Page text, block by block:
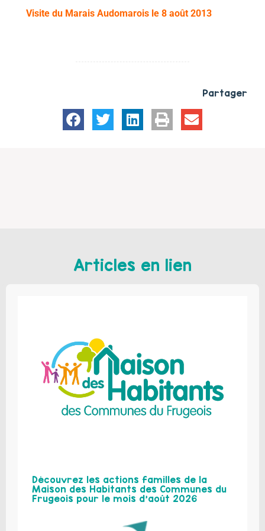
Visite du Marais Audomarois le 8 août 2013
Partager
Articles en lien
Découvrez les actions familles de la
Maison des Habitants des Communes du
Frugeois pour le mois d’août 2026